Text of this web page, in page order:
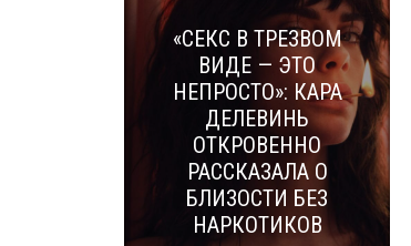
«СЕКС В ТРЕЗВОМ
ВИДЕ — ЭТО
НЕПРОСТО»: КАРА
ДЕЛЕВИНЬ
ОТКРОВЕННО
РАССКАЗАЛА О
БЛИЗОСТИ БЕЗ
НАРКОТИКОВ